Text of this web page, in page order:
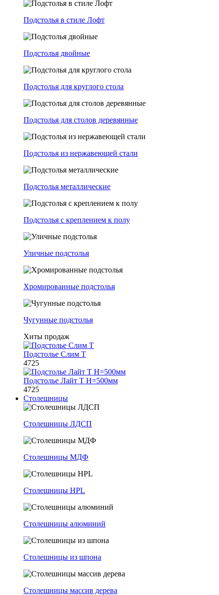
Подстолья в стиле Лофт
Подстолья двойные
Подстолья для круглого стола
Подстолья для столов деревянные
Подстолья из нержавеющей стали
Подстолья металлические
Подстолья с креплением к полу
Уличные подстолья
Хромированные подстолья
Чугунные подстолья
Хиты продаж
Подстолье Слим Т
4725
Подстолье Лайт Т H=500мм
4725
Столешницы
Столешницы ЛДСП
Столешницы МДФ
Столешницы HPL
Столешницы алюминий
Столешницы из шпона
Столешницы массив дерева